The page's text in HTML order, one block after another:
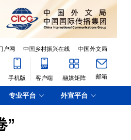
户网 中国乡村振兴在线 中国外文局
手机版 客户端 融媒矩阵 邮箱
专业平台 外宣平台
”